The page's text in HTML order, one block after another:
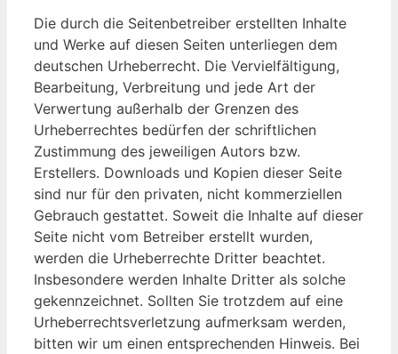
Die durch die Seitenbetreiber erstellten Inhalte
und Werke auf diesen Seiten unterliegen dem
deutschen Urheberrecht. Die Vervielfältigung,
Bearbeitung, Verbreitung und jede Art der
Verwertung außerhalb der Grenzen des
Urheberrechtes bedürfen der schriftlichen
Zustimmung des jeweiligen Autors bzw.
Erstellers. Downloads und Kopien dieser Seite
sind nur für den privaten, nicht kommerziellen
Gebrauch gestattet. Soweit die Inhalte auf dieser
Seite nicht vom Betreiber erstellt wurden,
werden die Urheberrechte Dritter beachtet.
Insbesondere werden Inhalte Dritter als solche
gekennzeichnet. Sollten Sie trotzdem auf eine
Urheberrechtsverletzung aufmerksam werden,
bitten wir um einen entsprechenden Hinweis. Bei